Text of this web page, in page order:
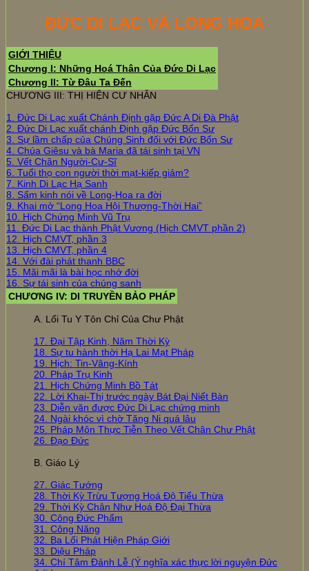
ĐỨC DI LẠC VÀ LONG HOA
GIỚI THIỆU
Chương I: Những Hoá Thân Của Đức Di Lạc
Chương II: Từ Đâu Ta Đến
CHƯƠNG III: THỊ HIỆN CƯ NHÂN
1. Đức Di Lạc xuất Chánh Định gặp Đức A Di Đà Phật
2. Đức Di Lạc xuất chánh Định gặp Đức Bổn Sư
3. Sự lầm chấp của Chúng Sinh đối với Đức Bổn Sư
4. Chúa Giêsu và bà Maria đã tái sinh tại VN
5. Vết Chân Người-Cư-Sĩ
6. Tuổi thọ con người thời mạt-kiếp giảm?
7. Kinh Di Lạc Hạ Sanh
8. Sấm kinh nói về Long-Hoa ra đời
9. Khai mở “Long Hoa Hội Thượng-Thời Hai”
10. Hịch Chứng Minh Vũ Trụ
11. Đức Di Lạc thành Phật Vương (Hịch CMVT phần 2)
12. Hịch CMVT, phần 3
13. Hịch CMVT, phần 4
14. Với đài phát thanh BBC
15. Mãi mãi là bài học nhớ đời
16. Sự tái sinh của chúng sanh
CHƯƠNG IV: DI TRUYỀN BẢO PHÁP
A. Lối Tu Y Tôn Chỉ Của Chư Phật
17. Đại Tập Kinh, Năm Thời Kỳ
18. Sự tu hành thời Hạ Lai Mạt Pháp
19. Hịch: Tin-Vâng-Kính
20. Pháp Trụ Kinh
21. Hịch Chứng Minh Bồ Tát
22. Lời Khai-Thị trước ngày Bát Đại Niết Bàn
23. Diễn văn được Đức Di Lạc chứng minh
24. Ngài khóc vì chờ Tăng Ni quá lâu
25. Pháp Môn Thực Tiễn Theo Vết Chân Chư Phật
26. Đạo Đức
B. Giáo Lý
27. Giác Tướng
28. Thời Kỳ Trừu Tượng Hoá Độ Tiểu Thừa
29. Thời Kỳ Chân Như Hoá Độ Đại Thừa
30. Công Đức Phẩm
31. Công Năng
32. Ba Lối Phát Hiện Pháp Giới
33. Diệu Pháp
34. Chí Tâm Đảnh Lễ (Ý nghĩa xác thực lời nguyện Đức